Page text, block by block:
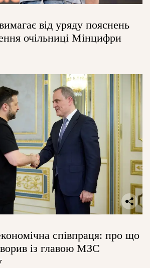
від уряду пояснень
очільниці Мінцифри
співпраця: про що
із главою МЗС